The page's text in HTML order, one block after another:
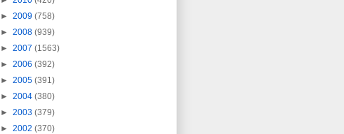
► 2009 (758)
► 2008 (939)
► 2007 (1563)
► 2006 (392)
► 2005 (391)
► 2004 (380)
► 2003 (379)
► 2002 (370)